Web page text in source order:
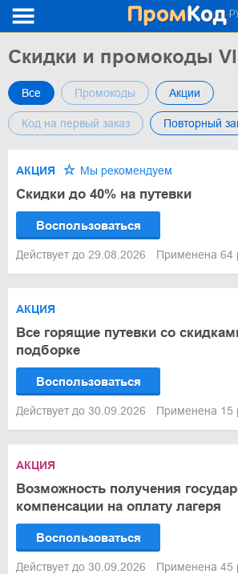
Скидки и промокоды
Все Промокоды Акции
Код на первый заказ Повторный
АКЦИЯ Мы рекомендуем
Скидки до 40% на путевки
Воспользоваться
Действует до 29.08.2026 Применена 64
АКЦИЯ
Все горящие путевки со
подборке
Воспользоваться
Действует до 30.09.2026 Применена 15
АКЦИЯ
Возможность получения
компенсации на оплату лагеря
Воспользоваться
Действует до 30.09.2026 Применена 45